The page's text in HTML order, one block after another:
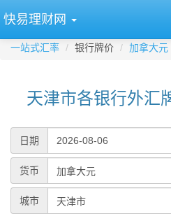
快易理财网
一站式汇率 银行牌价 加拿大元
天津市各银行外
日期
货币
城市